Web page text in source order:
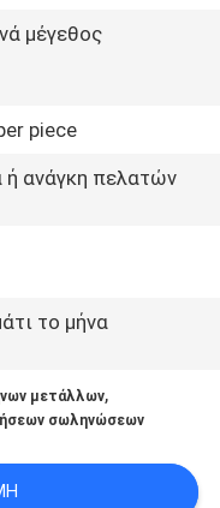
μέγεθος
piece
ή ανάγκη πελατών
το μήνα
μετάλλων,
σωληνώσεων